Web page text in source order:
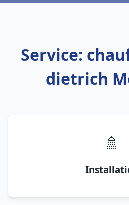
Service:
dietrich
🚿